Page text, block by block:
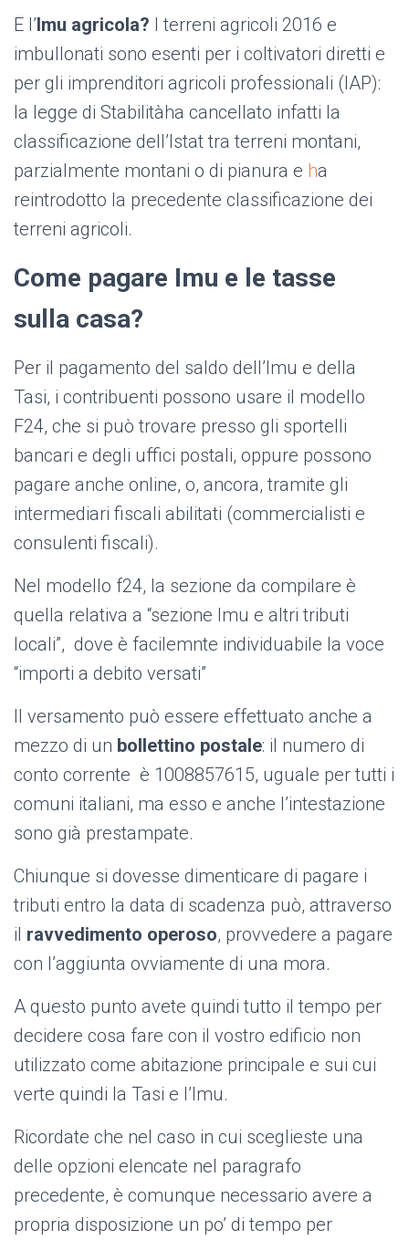
E l’Imu agricola? I terreni agricoli 2016 e
imbullonati sono esenti per i coltivatori diretti e
per gli imprenditori agricoli professionali (IAP):
la legge di Stabilitàha cancellato infatti la
classificazione dell’Istat tra terreni montani,
parzialmente montani o di pianura e ha
reintrodotto la precedente classificazione dei
terreni agricoli.
Come pagare Imu e le tasse
sulla casa?
Per il pagamento del saldo dell’Imu e della
Tasi, i contribuenti possono usare il modello
F24, che si può trovare presso gli sportelli
bancari e degli uffici postali, oppure possono
pagare anche online, o, ancora, tramite gli
intermediari fiscali abilitati (commercialisti e
consulenti fiscali).
Nel modello f24, la sezione da compilare è
quella relativa a “sezione Imu e altri tributi
locali”, dove è facilemnte individuabile la voce
“importi a debito versati”
Il versamento può essere effettuato anche a
mezzo di un bollettino postale: il numero di
conto corrente è 1008857615, uguale per tutti i
comuni italiani, ma esso e anche l’intestazione
sono già prestampate.
Chiunque si dovesse dimenticare di pagare i
tributi entro la data di scadenza può, attraverso
il ravvedimento operoso, provvedere a pagare
con l’aggiunta ovviamente di una mora.
A questo punto avete quindi tutto il tempo per
decidere cosa fare con il vostro edificio non
utilizzato come abitazione principale e sui cui
verte quindi la Tasi e l’Imu.
Ricordate che nel caso in cui sceglieste una
delle opzioni elencate nel paragrafo
precedente, è comunque necessario avere a
propria disposizione un po’ di tempo per